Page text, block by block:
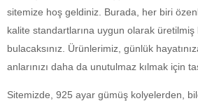
sitemize hoş geldiniz. Burada, her biri
kalite standartlarına uygun olarak
bulacaksınız. Ürünlerimiz, günlük
anlarınızı daha da unutulmaz kılmak için
Sitemizde, 925 ayar gümüş kolyelerden,